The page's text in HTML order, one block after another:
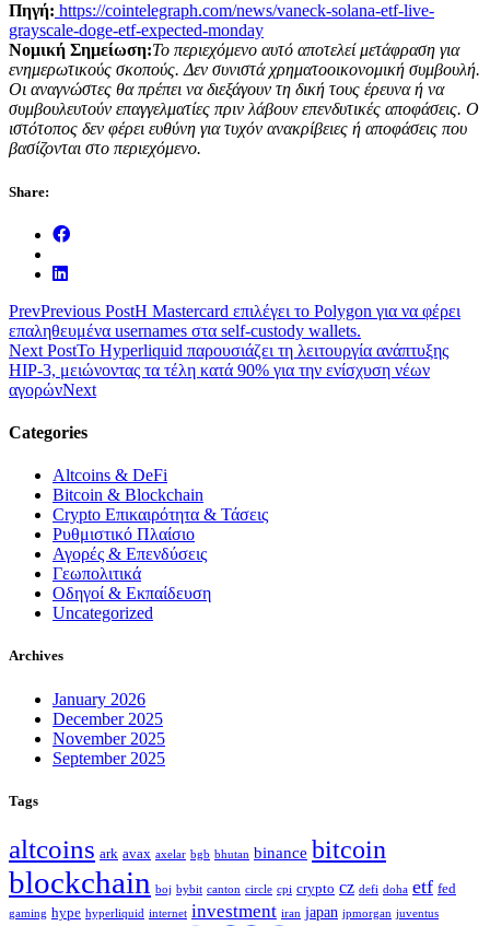
Πηγή: https://cointelegraph.com/news/vaneck-solana-etf-live-
grayscale-doge-etf-expected-monday
Νομική Σημείωση:Το περιεχόμενο αυτό αποτελεί μετάφραση για
ενημερωτικούς σκοπούς. Δεν συνιστά χρηματοοικονομική συμβουλή.
Οι αναγνώστες θα πρέπει να διεξάγουν τη δική τους έρευνα ή να
συμβουλευτούν επαγγελματίες πριν λάβουν επενδυτικές αποφάσεις. Ο
ιστότοπος δεν φέρει ευθύνη για τυχόν ανακρίβειες ή αποφάσεις που
βασίζονται στο περιεχόμενο.
Share:
PrevPrevious PostΗ Mastercard επιλέγει το Polygon για να φέρει
επαληθευμένα usernames στα self-custody wallets.
Next PostTo Hyperliquid παρουσιάζει τη λειτουργία ανάπτυξης
HIP-3, μειώνοντας τα τέλη κατά 90% για την ενίσχυση νέων
αγορώνNext
Categories
Altcoins & DeFi
Bitcoin & Blockchain
Crypto Επικαιρότητα & Τάσεις
Ρυθμιστικό Πλαίσιο
Αγορές & Επενδύσεις
Γεωπολιτικά
Οδηγοί & Εκπαίδευση
Uncategorized
Archives
January 2026
December 2025
November 2025
September 2025
Tags
altcoins ark avax axelar bgb bhutan binance bitcoin
blockchain boj bybit canton circle cpi crypto cz defi doha etf fed
gaming hype hyperliquid internet investment iran japan jpmorgan juventus